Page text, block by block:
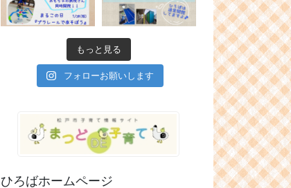
もっと見る
フォローお願いします
ひろばホームページ